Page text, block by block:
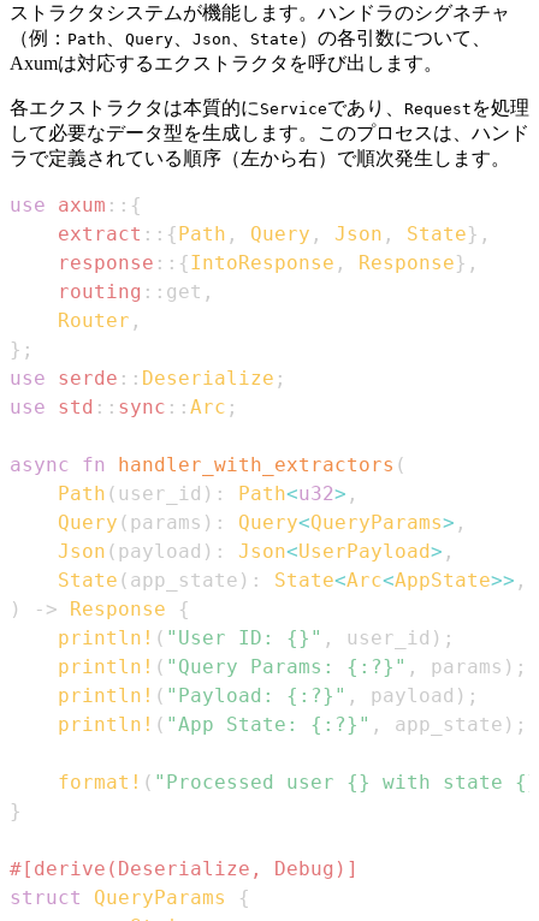
ストラクタシステムが機能します。ハンドラのシグネチャ
（例： Path Query Json State ）の各引数について、
Axumは対応するエクストラクタを呼び出します。
各エクストラクタは本質的に Serviceであり、 Request を処理
して必要なデータ型を生成します。このプロセスは、ハンド
ラで定義されている順序（左から右）で順次発生します。
use axum :: {
extract :: { Path , Query , Json , State} ,
response :: {IntoResponse , Response} ,
routing :: get ,
Router ,
} ;
use
serde :: Deserialize ;
use
std :: sync :: Arc ;
async fn handler_with_extractors (
Path ( user_id ) : Path<u32> ,
Query ( params ) : Query<QueryParams> ,
Json ( payload ) : Json<UserPayload> ,
State ( app_state ) : State<Arc<AppState>> ,
)
-> Response
{
println! ( "User ID: {}" , user_id ) ;
println! ( "Query Params: {:?}" , params ) ;
println! ( "Payload: {:?}" , payload ) ;
println! ( "App State: {:?}" , app_state ) ;
format! ( "Processed user {} with state
}
#[derive(Deserialize, Debug)]
struct
QueryParams
{